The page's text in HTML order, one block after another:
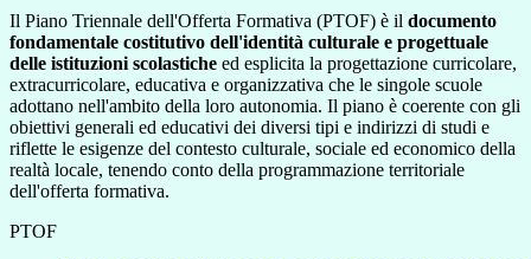
Il Piano Triennale dell'Offerta Formativa (PTOF) è il documento
fondamentale costitutivo dell'identità culturale e progettuale
delle istituzioni scolastiche ed esplicita la progettazione curricolare,
extracurricolare, educativa e organizzativa che le singole scuole
adottano nell'ambito della loro autonomia. Il piano è coerente con gli
obiettivi generali ed educativi dei diversi tipi e indirizzi di studi e
riflette le esigenze del contesto culturale, sociale ed economico della
realtà locale, tenendo conto della programmazione territoriale
dell'offerta formativa.
PTOF